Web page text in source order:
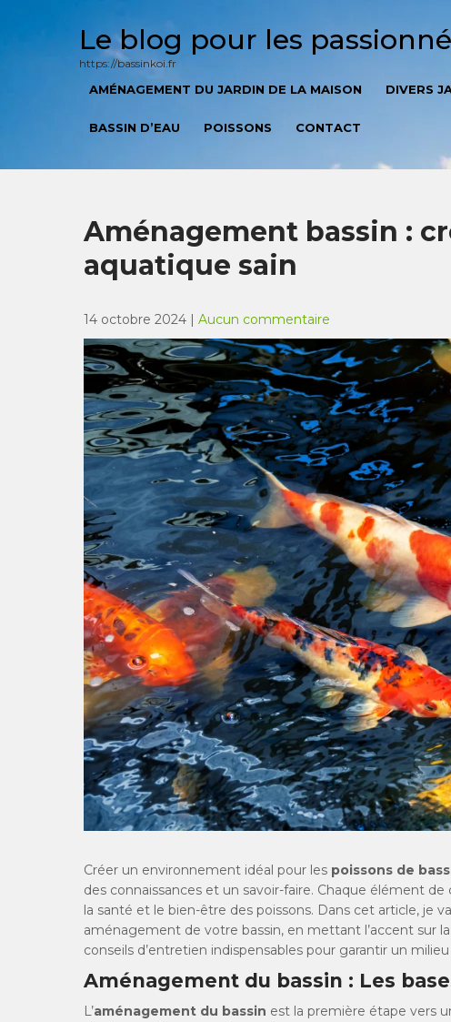
Le blog pour les
https://bassinkoi.fr
AMÉNAGEMENT DU JARDIN DE LA MAISON DIVERS
BASSIN D’EAU POISSONS CONTACT
Aménagement bassin :
aquatique sain
14 octobre 2024 | Aucun commentaire
Créer un environnement idéal pour les poissons de
des connaissances et un savoir-faire. Chaque élément
la santé et le bien-être des poissons. Dans cet article, je
aménagement de votre bassin, en mettant l’accent sur
conseils d’entretien indispensables pour garantir un
Aménagement du bassin : Les
L’aménagement du bassin est la première étape vers